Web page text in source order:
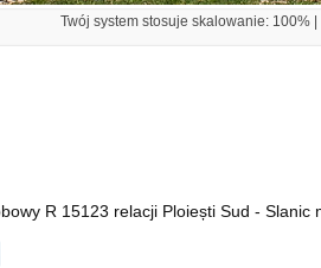
Twój system stosuje skalowanie: 100%
R 15123 relacji Ploiești Sud - Slanic